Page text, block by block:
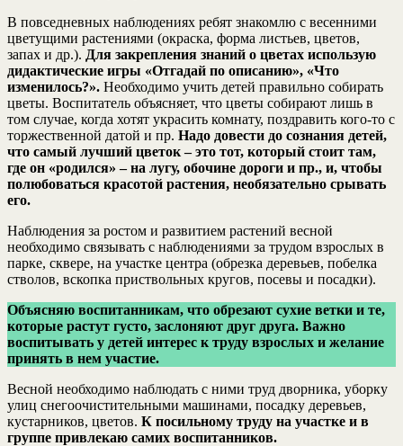
В повседневных наблюдениях ребят знакомлю с весенними
цветущими растениями (окраска, форма листьев, цветов,
запах и др.). Для закрепления знаний о цветах использую
дидактические игры «Отгадай по описанию», «Что
изменилось?». Необходимо учить детей правильно собирать
цветы. Воспитатель объясняет, что цветы собирают лишь в
том случае, когда хотят украсить комнату, поздравить кого-то с
торжественной датой и пр. Надо довести до сознания детей,
что самый лучший цветок – это тот, который стоит там,
где он «родился» – на лугу, обочине дороги и пр., и, чтобы
полюбоваться красотой растения, необязательно срывать
его.
Наблюдения за ростом и развитием растений весной
необходимо связывать с наблюдениями за трудом взрослых в
парке, сквере, на участке центра (обрезка деревьев, побелка
стволов, вскопка приствольных кругов, посевы и посадки).
Объясняю воспитанникам, что обрезают сухие ветки и те,
которые растут густо, заслоняют друг друга. Важно
воспитывать у детей интерес к труду взрослых и желание
принять в нем участие.
Весной необходимо наблюдать с ними труд дворника, уборку
улиц снегоочистительными машинами, посадку деревьев,
кустарников, цветов. К посильному труду на участке и в
группе привлекаю самих воспитанников.